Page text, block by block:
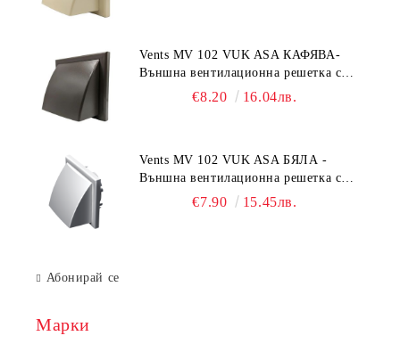
Vents MV 102 VUK ASA КАФЯВА-
Външна вентилационна решетка с
гравитачна клапа Ø 100, Ø 125,
€8.20 16.04лв.
Vents MV 102 VUK ASA БЯЛА -
Външна вентилационна решетка с
гравитачна клапа Ø 100, Ø 125,
€7.90 15.45лв.
Абонирай се
Марки